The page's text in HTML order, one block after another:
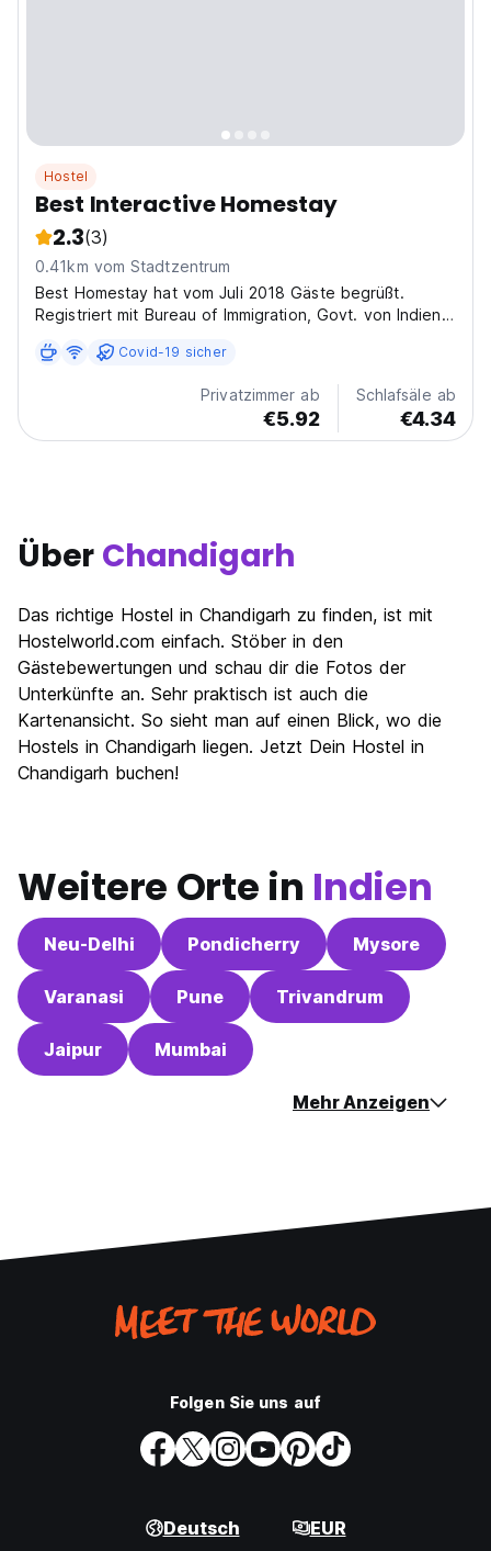
Hostel
Best Interactive Homestay
2.3(3)
0.41km vom Stadtzentrum
Best Homestay hat vom Juli 2018 Gäste begrüßt.
Registriert mit Bureau of Immigration, Govt. von Indien
6G4X Continental, North Indian, South Indian und à La
Carte Frühstücksoptionen sind jeden Morgen auf...
Covid-19 sicher
Privatzimmer ab
€5.92
Schlafsäle ab
€4.34
Über Chandigarh
Das richtige Hostel in Chandigarh zu finden, ist mit
Hostelworld.com einfach. Stöber in den
Gästebewertungen und schau dir die Fotos der
Unterkünfte an. Sehr praktisch ist auch die
Kartenansicht. So sieht man auf einen Blick, wo die
Hostels in Chandigarh liegen. Jetzt Dein Hostel in
Chandigarh buchen!
Weitere Orte in Indien
Neu-Delhi Pondicherry Mysore
Varanasi Pune Trivandrum
Jaipur Mumbai
Mehr Anzeigen
Folgen Sie uns auf
Deutsch EUR